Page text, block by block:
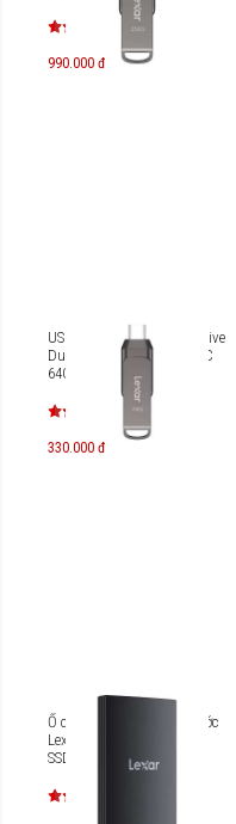
990.000 đ
USB-C OTG Lexar JumpDrive
Dual Drive D400 3.1 Type C
64GB
330.000 đ
Ổ cứng di động chống nước
Lexar Armor 700 Portable
SSD 2TB